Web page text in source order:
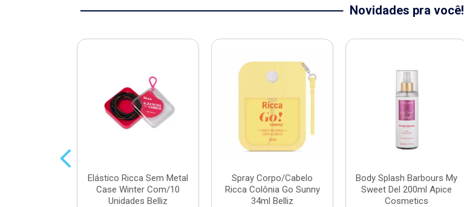
Novidades pra você!
Elástico Ricca Sem Metal
Case Winter Com/10
Unidades Belliz
Spray Corpo/Cabelo
Ricca Colônia Go Sunny
34ml Belliz
Body Splash Barbours My
Sweet Del 200ml Apice
Cosmetics